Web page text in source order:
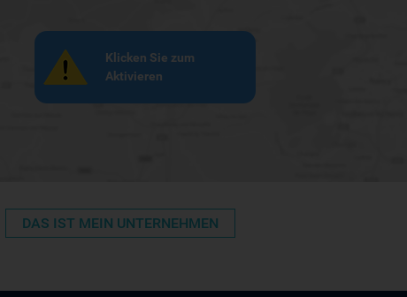
Klicken Sie zum
Aktivieren
DAS IST MEIN UNTERNEHMEN